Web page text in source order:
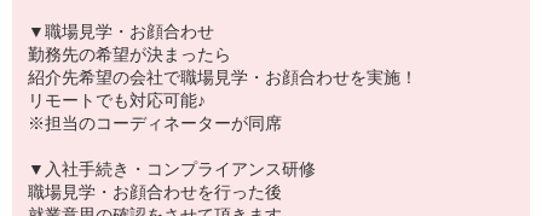
▼職場見学・お顔合わせ
勤務先の希望が決まったら
紹介先希望の会社で職場見学・お顔合わせを実施！
リモートでも対応可能♪
※担当のコーディネーターが同席
▼入社手続き・コンプライアンス研修
職場見学・お顔合わせを行った後